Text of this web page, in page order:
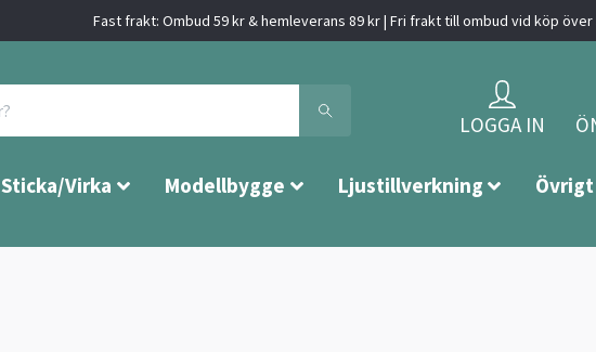
Fast frakt: Ombud 59 kr & hemleverans 89 kr | Fri frakt till ombud vid köp
LOGGA IN
Sticka/Virka Modellbygge Ljustillverkning Övrigt